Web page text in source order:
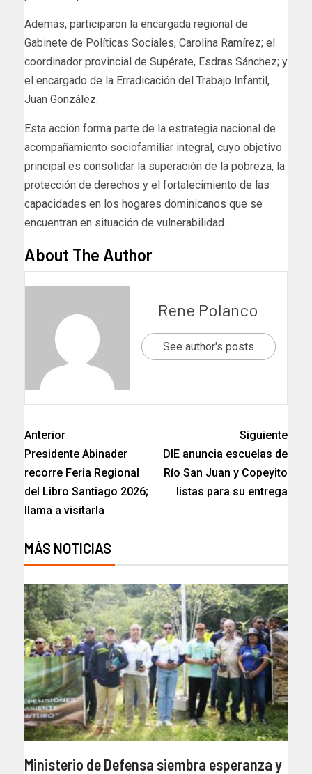
Además, participaron la encargada regional de
Gabinete de Políticas Sociales, Carolina Ramírez; el
coordinador provincial de Supérate, Esdras Sánchez; y
el encargado de la Erradicación del Trabajo Infantil,
Juan González.
Esta acción forma parte de la estrategia nacional de
acompañamiento sociofamiliar integral, cuyo objetivo
principal es consolidar la superación de la pobreza, la
protección de derechos y el fortalecimiento de las
capacidades en los hogares dominicanos que se
encuentran en situación de vulnerabilidad.
About The Author
Rene Polanco
See author's posts
Anterior
Presidente Abinader
recorre Feria Regional
del Libro Santiago 2026;
llama a visitarla
Siguiente
DIE anuncia escuelas de
Río San Juan y Copeyito
listas para su entrega
MÁS NOTICIAS
Ministerio de Defensa siembra esperanza y